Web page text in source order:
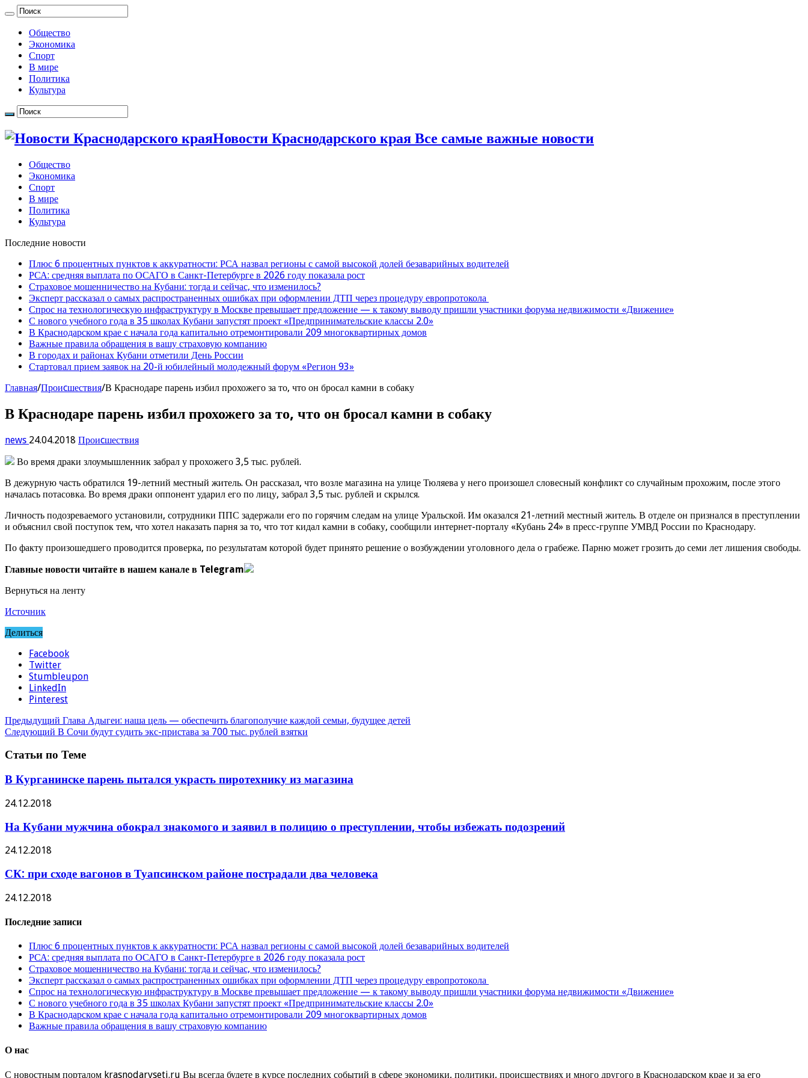
Общество
Экономика
Спорт
В мире
Политика
Культура
Новости Краснодарского края Все самые важные новости
Общество
Экономика
Спорт
В мире
Политика
Культура
Последние новости
Плюс 6 процентных пунктов к аккуратности: РСА назвал регионы с самой высокой долей безаварийных водителей
РСА: средняя выплата по ОСАГО в Санкт-Петербурге в 2026 году показала рост
Страховое мошенничество на Кубани: тогда и сейчас, что изменилось?
Эксперт рассказал о самых распространенных ошибках при оформлении ДТП через процедуру европротокола
Спрос на технологическую инфраструктуру в Москве превышает предложение — к такому выводу пришли участники форума недвижимости «Движение»
С нового учебного года в 35 школах Кубани запустят проект «Предпринимательские классы 2.0»
В Краснодарском крае с начала года капитально отремонтировали 209 многоквартирных домов
Важные правила обращения в вашу страховую компанию
В городах и районах Кубани отметили День России
Стартовал прием заявок на 20-й юбилейный молодежный форум «Регион 93»
Главная/Проиcшествия/В Краснодаре парень избил прохожего за то, что он бросал камни в собаку
В Краснодаре парень избил прохожего за то, что он бросал камни в собаку
news 24.04.2018 Проиcшествия
Во время драки злоумышленник забрал у прохожего 3,5 тыс. рублей.
В дежурную часть обратился 19-летний местный житель. Он рассказал, что возле магазина на улице Тюляева у него произошел словесный конфликт со случайным прохожим, после этого
началась потасовка. Во время драки оппонент ударил его по лицу, забрал 3,5 тыс. рублей и скрылся.
Личность подозреваемого установили, сотрудники ППС задержали его по горячим следам на улице Уральской. Им оказался 21-летний местный житель. В отделе он признался в преступлении
и объяснил свой поступок тем, что хотел наказать парня за то, что тот кидал камни в собаку, сообщили интернет-порталу «Кубань 24» в пресс-группе УМВД России по Краснодару.
По факту произошедшего проводится проверка, по результатам которой будет принято решение о возбуждении уголовного дела о грабеже. Парню может грозить до семи лет лишения свободы.
Главные новости читайте в нашем канале в Telegram
Вернуться на ленту
Источник
Делиться
Facebook
Twitter
Stumbleupon
LinkedIn
Pinterest
Предыдущий Глава Адыгеи: наша цель — обеспечить благополучие каждой семьи, будущее детей
Следующий В Сочи будут судить экс-пристава за 700 тыс. рублей взятки
Статьи по Теме
В Курганинске парень пытался украсть пиротехнику из магазина
24.12.2018
На Кубани мужчина обокрал знакомого и заявил в полицию о преступлении, чтобы избежать подозрений
24.12.2018
СК: при сходе вагонов в Туапсинском районе пострадали два человека
24.12.2018
Последние записи
Плюс 6 процентных пунктов к аккуратности: РСА назвал регионы с самой высокой долей безаварийных водителей
РСА: средняя выплата по ОСАГО в Санкт-Петербурге в 2026 году показала рост
Страховое мошенничество на Кубани: тогда и сейчас, что изменилось?
Эксперт рассказал о самых распространенных ошибках при оформлении ДТП через процедуру европротокола
Спрос на технологическую инфраструктуру в Москве превышает предложение — к такому выводу пришли участники форума недвижимости «Движение»
С нового учебного года в 35 школах Кубани запустят проект «Предпринимательские классы 2.0»
В Краснодарском крае с начала года капитально отремонтировали 209 многоквартирных домов
Важные правила обращения в вашу страховую компанию
О нас
С новостным порталом krasnodarvseti.ru Вы всегда будете в курсе последних событий в сфере экономики, политики, происшествиях и много другого в Краснодарском крае и за его